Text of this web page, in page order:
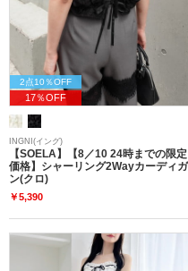
2点10％OFF
17％OFF
INGNI(イング)
【SOELA】【8／10 24時までの限定
価格】シャーリング2Wayカーディガ
ン(クロ)
￥5,390